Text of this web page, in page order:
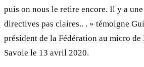
puis on nous le retire encore. Il y a
directives pas claires.. . » témoigne
président de la Fédération au micro de
Savoie le 13 avril 2020.